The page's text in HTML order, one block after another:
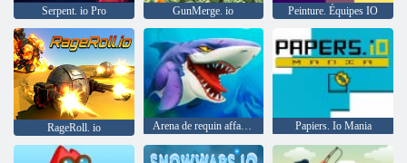
Serpent. io Pro GunMerge. io Peinture. Équipes IO
RageRoll. io Arena de requin affamée Papiers. Io Mania